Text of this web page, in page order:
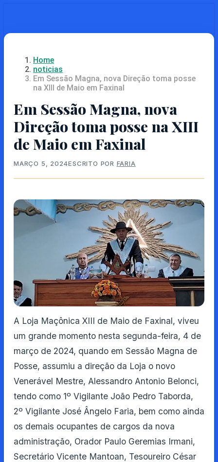
content
Home
noticias
Em Sessão Magna, nova Direção toma posse
na XIII de Maio em Faxinal
Em Sessão Magna, nova
Direção toma posse na XIII
de Maio em Faxinal
MARÇO 5, 2024ESCRITO POR FARIA
A Loja Maçônica XIII de Maio de Faxinal, viveu
um grande momento nesta segunda-feira, 4 de
março de 2024, quando em Sessão Magna de
Posse, assumiu a direção da Loja o novo
Venerável Mestre, Alessandro Antonio Belonci,
tendo como 1º Vigilante João Pedro Taborda,
2º Vigilante José Ângelo Faria, bem como ainda
os demais ocupantes de cargos da nova
administração, Orador Paulo Geremias Irmani,
Secretário Vicente Mantoan, Tesoureiro César